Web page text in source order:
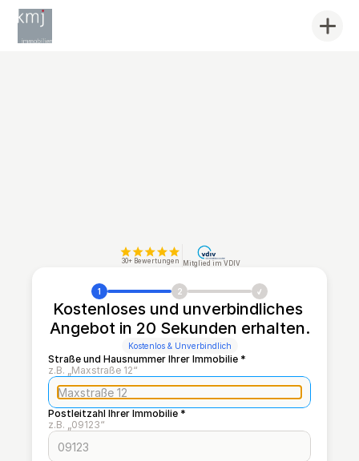
30+ Bewertungen Mitglied im VDIV
1 2
Kostenloses und unverbindliches
Angebot in 20 Sekunden erhalten.
Kostenlos & Unverbindlich
Straße und Hausnummer Ihrer Immobilie *
z.B. „Maxstraße 12“
Postleitzahl Ihrer Immobilie *
z.B. „09123“